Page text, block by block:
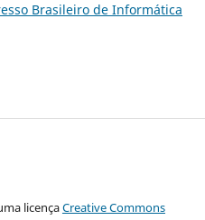
Brasileiro de Informática
licençaCreative Commons